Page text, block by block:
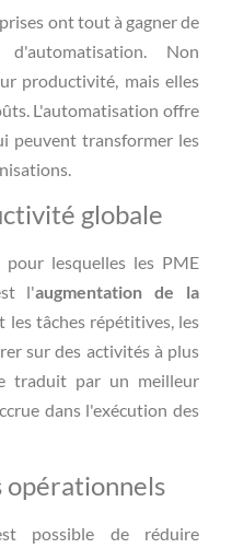
ont tout à gagner de
Non
productivité, mais elles
L'automatisation offre
peuvent transformer les
globale
pour lesquelles les PME
l'augmentation de la
les tâches répétitives, les
sur des activités à plus
traduit par un meilleur
dans l'exécution des
opérationnels
possible de réduire